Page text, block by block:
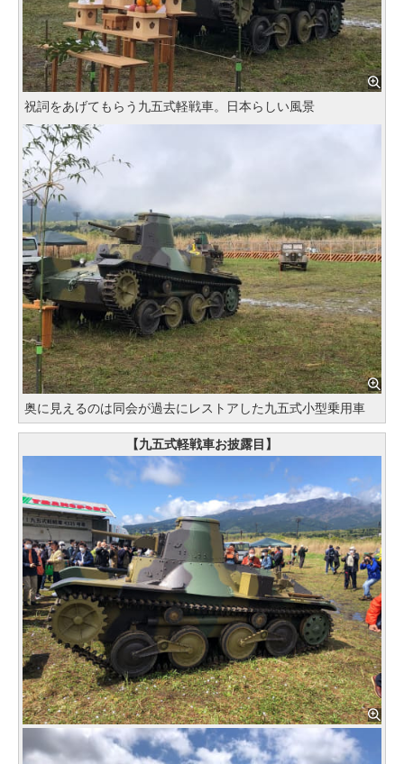
祝詞をあげてもらう九五式軽戦車。日本らしい風景
奥に見えるのは同会が過去にレストアした九五式小型乗用車
【九五式軽戦車お披露目】